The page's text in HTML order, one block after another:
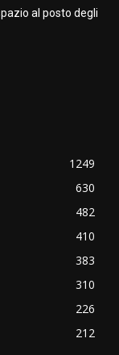
al posto degli
1249
630
482
410
383
310
226
212